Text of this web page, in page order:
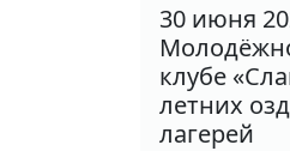
30 июня
клубе
летних
лагерей